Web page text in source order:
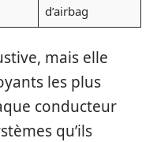
d’airbag
mais elle
les plus
conducteur
qu’ils